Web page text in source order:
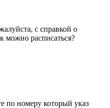
с справкой о
можно расписаться?
по номеру который указ